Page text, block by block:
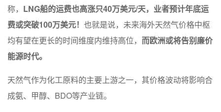
称， LNG船的运费也高涨只40万美元/天，业者预计年底运
费或突破100万美元！ 也就是说，未来海外天然气价格中枢
均有望在更长的时间维度内维持高位， 而欧洲或将告别廉价
能源时代。
天然气作为化工原料的主要上游之一，其价格波动将影响合
成氨、甲醇、BDO等产业链。